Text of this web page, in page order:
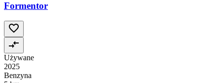
Formentor
Używane
2025
Benzyna